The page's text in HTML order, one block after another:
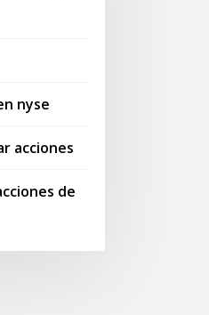
nyse
acciones
de